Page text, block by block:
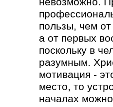
пользы, чем
а от первых
поскольку в
разумным.
мотивация -
место, то
началах